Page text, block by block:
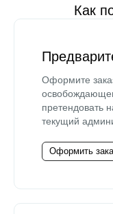
Как
Оформите
претендовать
текущий
Оформить